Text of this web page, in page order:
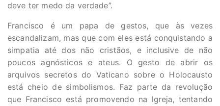
deve ter medo da verdade”.
Francisco é um papa de gestos, que às vezes
escandalizam, mas que com eles está conquistando a
simpatia até dos não cristãos, e inclusive de não
poucos agnósticos e ateus. O gesto de abrir os
arquivos secretos do Vaticano sobre o Holocausto
está cheio de simbolismos. Faz parte da revolução
que Francisco está promovendo na Igreja, tentando